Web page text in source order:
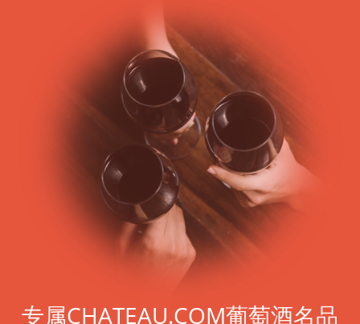
专属CHATEAU.COM葡萄酒名品